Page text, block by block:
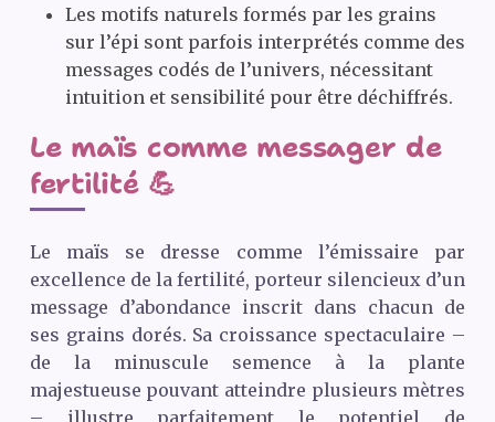
Les motifs naturels formés par les grains
sur l’épi sont parfois interprétés comme des
messages codés de l’univers, nécessitant
intuition et sensibilité pour être déchiffrés.
Le maïs comme messager de
fertilité 💪
Le maïs se dresse comme l’émissaire par
excellence de la fertilité, porteur silencieux d’un
message d’abondance inscrit dans chacun de
ses grains dorés. Sa croissance spectaculaire –
de la minuscule semence à la plante
majestueuse pouvant atteindre plusieurs mètres